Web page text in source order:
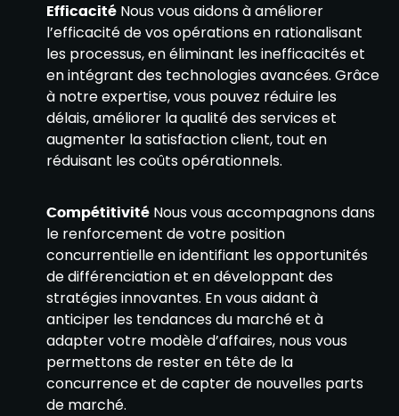
Efficacité Nous vous aidons à améliorer
l’efficacité de vos opérations en rationalisant
les processus, en éliminant les inefficacités et
en intégrant des technologies avancées. Grâce
à notre expertise, vous pouvez réduire les
délais, améliorer la qualité des services et
augmenter la satisfaction client, tout en
réduisant les coûts opérationnels.
Compétitivité Nous vous accompagnons dans
le renforcement de votre position
concurrentielle en identifiant les opportunités
de différenciation et en développant des
stratégies innovantes. En vous aidant à
anticiper les tendances du marché et à
adapter votre modèle d’affaires, nous vous
permettons de rester en tête de la
concurrence et de capter de nouvelles parts
de marché.